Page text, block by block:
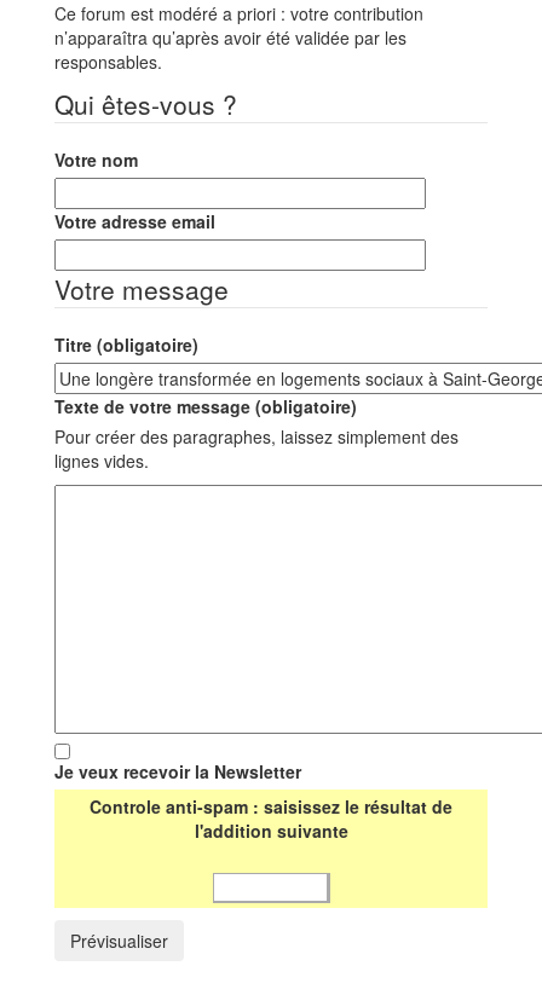
Ce forum est modéré a priori : votre contribution
n’apparaîtra qu’après avoir été validée par les
responsables.
Qui êtes-vous ?
Votre nom
Votre adresse email
Votre message
Titre (obligatoire)
Texte de votre message (obligatoire)
Pour créer des paragraphes, laissez simplement des
lignes vides.
Je veux recevoir la Newsletter
Controle anti-spam : saisissez le résultat de
l'addition suivante